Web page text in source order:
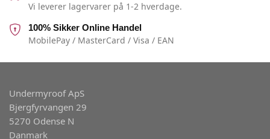
Vi leverer lagervarer på 1-2 hverdage.
100% Sikker Online Handel
MobilePay / MasterCard / Visa / EAN
Undermyroof ApS
Bjergfyrvangen 29
5270 Odense N
Danmark